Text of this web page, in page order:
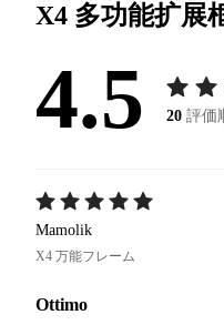
X4 多功能扩展
4.5 20 評価
Mamolik
X4 万能フレーム
Ottimo